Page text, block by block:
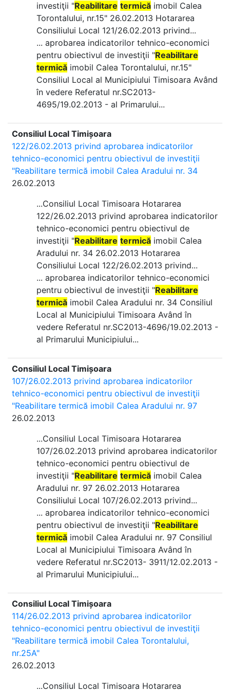
investiţii "Reabilitare termică imobil Calea
Torontalului, nr.15" 26.02.2013 Hotararea
Consiliului Local 121/26.02.2013 privind...
... aprobarea indicatorilor tehnico-economici
pentru obiectivul de investiţii "Reabilitare
termică imobil Calea Torontalului, nr.15"
Consiliul Local al Municipiului Timisoara Având
în vedere Referatul nr.SC2013-
4695/19.02.2013 - al Primarului...
Consiliul Local Timișoara
122/26.02.2013 privind aprobarea indicatorilor
tehnico-economici pentru obiectivul de investiţii
"Reabilitare termică imobil Calea Aradului nr. 34
26.02.2013
...Consiliul Local Timisoara Hotararea
122/26.02.2013 privind aprobarea indicatorilor
tehnico-economici pentru obiectivul de
investiţii "Reabilitare termică imobil Calea
Aradului nr. 34 26.02.2013 Hotararea
Consiliului Local 122/26.02.2013 privind...
... aprobarea indicatorilor tehnico-economici
pentru obiectivul de investiţii "Reabilitare
termică imobil Calea Aradului nr. 34 Consiliul
Local al Municipiului Timisoara Având în
vedere Referatul nr.SC2013-4696/19.02.2013 -
al Primarului Municipiului...
Consiliul Local Timișoara
107/26.02.2013 privind aprobarea indicatorilor
tehnico-economici pentru obiectivul de investiţii
"Reabilitare termică imobil Calea Aradului nr. 97
26.02.2013
...Consiliul Local Timisoara Hotararea
107/26.02.2013 privind aprobarea indicatorilor
tehnico-economici pentru obiectivul de
investiţii "Reabilitare termică imobil Calea
Aradului nr. 97 26.02.2013 Hotararea
Consiliului Local 107/26.02.2013 privind...
... aprobarea indicatorilor tehnico-economici
pentru obiectivul de investiţii "Reabilitare
termică imobil Calea Aradului nr. 97 Consiliul
Local al Municipiului Timisoara Având în
vedere Referatul nr.SC2013- 3911/12.02.2013 -
al Primarului Municipiului...
Consiliul Local Timișoara
114/26.02.2013 privind aprobarea indicatorilor
tehnico-economici pentru obiectivul de investiţii
"Reabilitare termică imobil Calea Torontalului,
nr.25A"
26.02.2013
...Consiliul Local Timisoara Hotararea